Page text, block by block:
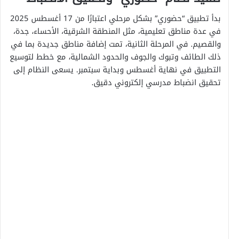
بدأ تطبيق “حضوري” بشكل مرحلي اعتبارًا من 17 أغسطس 2025
في عدة مناطق تعليمية، مثل المنطقة الشرقية، الأحساء، جدة،
والقصيم. في المرحلة الثانية، تمت إضافة مناطق جديدة بما في
ذلك الطائف وتبوك والجوف والحدود الشمالية، مع خطط لتوسيع
التطبيق في نهاية أغسطس وبداية سبتمبر. يسعى النظام إلى
تحقيق انضباط مدرسي إلكتروني دقيق.